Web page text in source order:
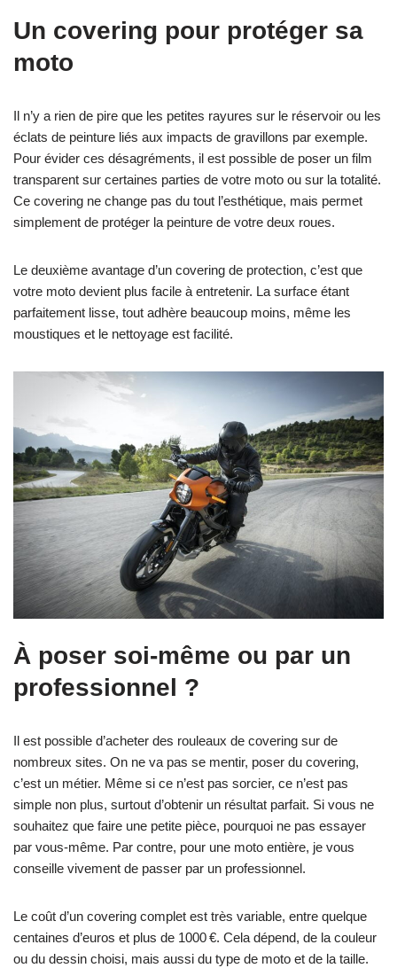
Un covering pour protéger sa
moto
Il n’y a rien de pire que les petites rayures sur le réservoir ou les
éclats de peinture liés aux impacts de gravillons par exemple.
Pour évider ces désagréments, il est possible de poser un film
transparent sur certaines parties de votre moto ou sur la totalité.
Ce covering ne change pas du tout l’esthétique, mais permet
simplement de protéger la peinture de votre deux roues.
Le deuxième avantage d’un covering de protection, c’est que
votre moto devient plus facile à entretenir. La surface étant
parfaitement lisse, tout adhère beaucoup moins, même les
moustiques et le nettoyage est facilité.
À poser soi-même ou par un
professionnel ?
Il est possible d’acheter des rouleaux de covering sur de
nombreux sites. On ne va pas se mentir, poser du covering,
c’est un métier. Même si ce n’est pas sorcier, ce n’est pas
simple non plus, surtout d’obtenir un résultat parfait. Si vous ne
souhaitez que faire une petite pièce, pourquoi ne pas essayer
par vous-même. Par contre, pour une moto entière, je vous
conseille vivement de passer par un professionnel.
Le coût d’un covering complet est très variable, entre quelque
centaines d’euros et plus de 1000 €. Cela dépend, de la couleur
ou du dessin choisi, mais aussi du type de moto et de la taille.